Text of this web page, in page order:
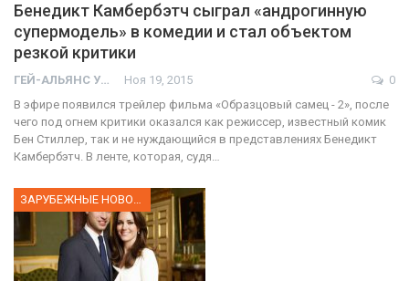
Бенедикт Камбербэтч сыграл «андрогинную
супермодель» в комедии и стал объектом
резкой критики
ГЕЙ-АЛЬЯНС УКРАИНА Ноя 19, 2015
0
В эфире появился трейлер фильма «Образцовый самец - 2», после
чего под огнем критики оказался как режиссер, известный комик
Бен Стиллер, так и не нуждающийся в представлениях Бенедикт
Камбербэтч. В ленте, которая, судя…
ЗАРУБЕЖНЫЕ НОВОСТИ